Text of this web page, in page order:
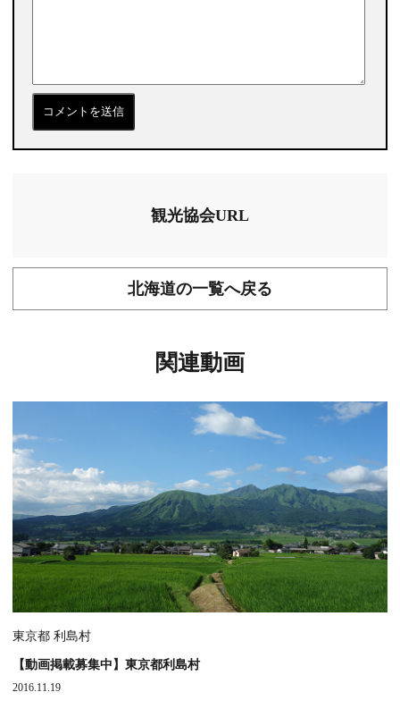
観光協会URL
北海道の一覧へ戻る
関連動画
東京都 利島村
【動画掲載募集中】東京都利島村
2016.11.19